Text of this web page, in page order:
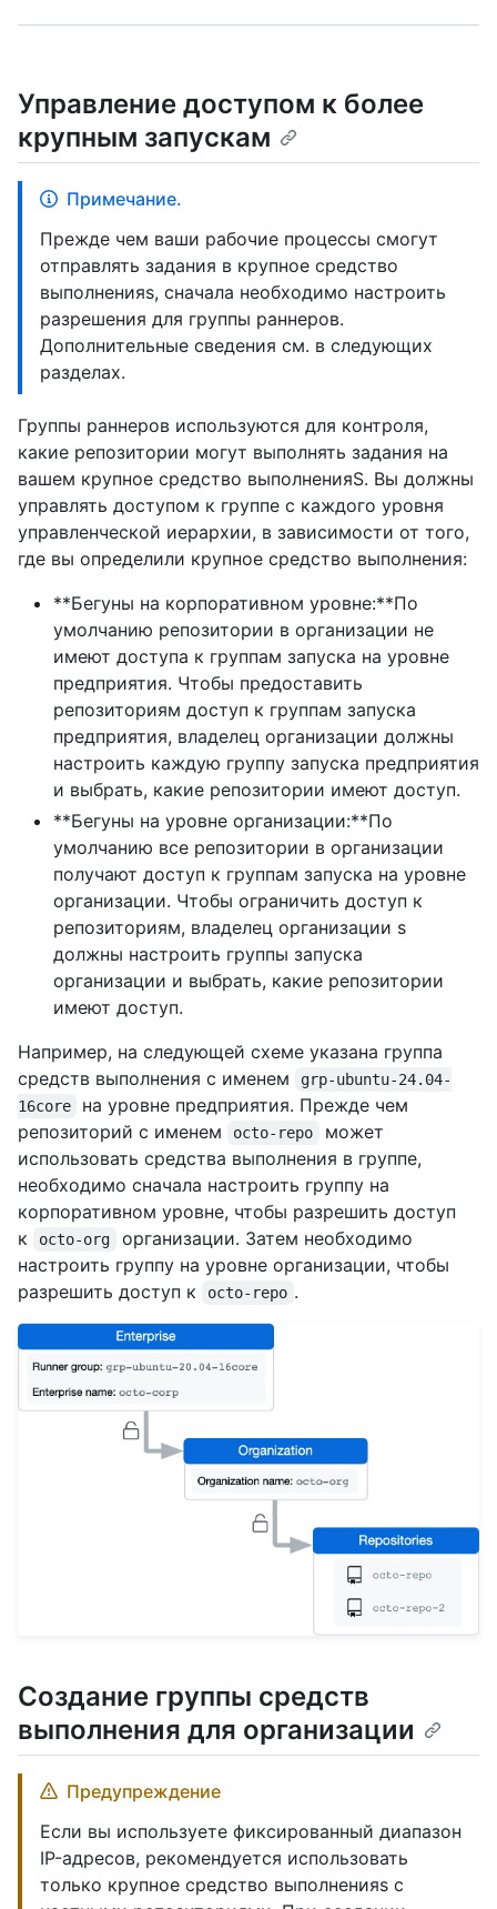
Управление доступом к более
крупным запускам
Примечание.
Прежде чем ваши рабочие процессы смогут
отправлять задания в крупное средство
выполненияs, сначала необходимо настроить
разрешения для группы раннеров.
Дополнительные сведения см. в следующих
разделах.
Группы раннеров используются для контроля,
какие репозитории могут выполнять задания на
вашем крупное средство выполненияS. Вы должны
управлять доступом к группе с каждого уровня
управленческой иерархии, в зависимости от того,
где вы определили крупное средство выполнения:
**Бегуны на корпоративном уровне:**По
умолчанию репозитории в организации не
имеют доступа к группам запуска на уровне
предприятия. Чтобы предоставить
репозиториям доступ к группам запуска
предприятия, владелец организации должны
настроить каждую группу запуска предприятия
и выбрать, какие репозитории имеют доступ.
**Бегуны на уровне организации:**По
умолчанию все репозитории в организации
получают доступ к группам запуска на уровне
организации. Чтобы ограничить доступ к
репозиториям, владелец организации s
должны настроить группы запуска
организации и выбрать, какие репозитории
имеют доступ.
Например, на следующей схеме указана группа
средств выполнения с именем
grp-ubuntu-24.04-
16core
на уровне предприятия. Прежде чем
репозиторий с именем
octo-repo
может
использовать средства выполнения в группе,
необходимо сначала настроить группу на
корпоративном уровне, чтобы разрешить доступ
к
octo-org
организации. Затем необходимо
настроить группу на уровне организации, чтобы
разрешить доступ к
octo-repo .
Создание группы средств
выполнения для организации
Предупреждение
Если вы используете фиксированный диапазон
IP-адресов, рекомендуется использовать
только крупное средство выполненияs с